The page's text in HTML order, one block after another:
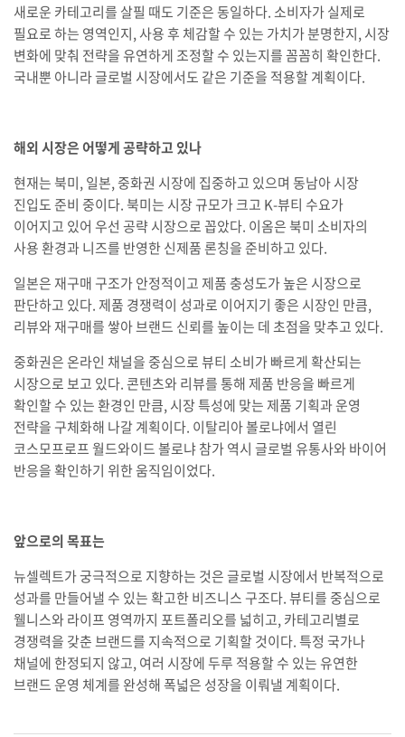
새로운 카테고리를 살필 때도 기준은 동일하다. 소비자가 실제로
필요로 하는 영역인지, 사용 후 체감할 수 있는 가치가 분명한지, 시장
변화에 맞춰 전략을 유연하게 조정할 수 있는지를 꼼꼼히 확인한다.
국내뿐 아니라 글로벌 시장에서도 같은 기준을 적용할 계획이다.
해외 시장은 어떻게 공략하고 있나
현재는 북미, 일본, 중화권 시장에 집중하고 있으며 동남아 시장
진입도 준비 중이다. 북미는 시장 규모가 크고 K-뷰티 수요가
이어지고 있어 우선 공략 시장으로 꼽았다. 이옴은 북미 소비자의
사용 환경과 니즈를 반영한 신제품 론칭을 준비하고 있다.
일본은 재구매 구조가 안정적이고 제품 충성도가 높은 시장으로
판단하고 있다. 제품 경쟁력이 성과로 이어지기 좋은 시장인 만큼,
리뷰와 재구매를 쌓아 브랜드 신뢰를 높이는 데 초점을 맞추고 있다.
중화권은 온라인 채널을 중심으로 뷰티 소비가 빠르게 확산되는
시장으로 보고 있다. 콘텐츠와 리뷰를 통해 제품 반응을 빠르게
확인할 수 있는 환경인 만큼, 시장 특성에 맞는 제품 기획과 운영
전략을 구체화해 나갈 계획이다. 이탈리아 볼로냐에서 열린
코스모프로프 월드와이드 볼로냐 참가 역시 글로벌 유통사와 바이어
반응을 확인하기 위한 움직임이었다.
앞으로의 목표는
뉴셀렉트가 궁극적으로 지향하는 것은 글로벌 시장에서 반복적으로
성과를 만들어낼 수 있는 확고한 비즈니스 구조다. 뷰티를 중심으로
웰니스와 라이프 영역까지 포트폴리오를 넓히고, 카테고리별로
경쟁력을 갖춘 브랜드를 지속적으로 기획할 것이다. 특정 국가나
채널에 한정되지 않고, 여러 시장에 두루 적용할 수 있는 유연한
브랜드 운영 체계를 완성해 폭넓은 성장을 이뤄낼 계획이다.